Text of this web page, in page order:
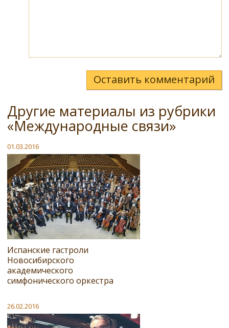
Оставить комментарий
Другие материалы из рубрики
«Международные связи»
01.03.2016
Испанские гастроли
Новосибирского
академического
симфонического оркестра
26.02.2016